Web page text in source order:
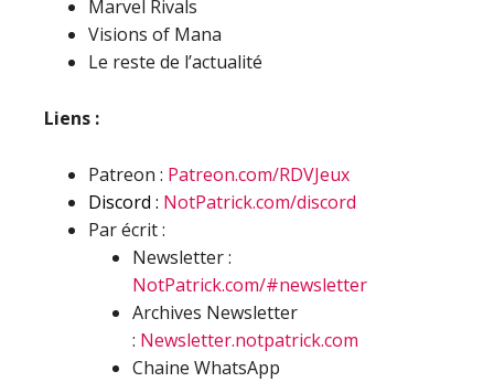
Marvel Rivals
Visions of Mana
Le reste de l’actualité
Liens :
Patreon : Patreon.com/RDVJeux
Discord : NotPatrick.com/discord
Par écrit :
Newsletter :
NotPatrick.com/#newsletter
Archives Newsletter
: Newsletter.notpatrick.com
Chaine WhatsApp